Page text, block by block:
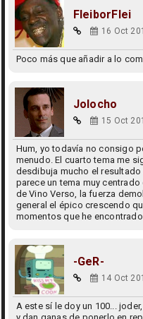
FleiborFlei
16 Oct
Poco más que añadir a lo
Jolocho
15 Oct
Hum, yo todavía no consigo
menudo. El cuarto tema me
desdibuja mucho el
parece un tema muy
de Vino Verso, la fuerza
general el épico crescendo
momentos que he
-GeR-
14 Oct
A este sí le doy un 100...